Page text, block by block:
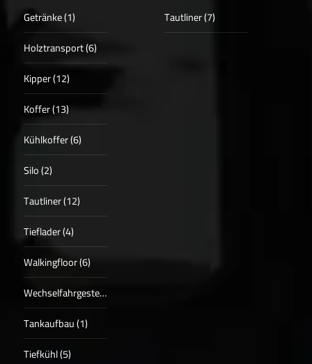
Getränke (1)
Holztransport (6)
Kipper (12)
Koffer (13)
Kühlkoffer (6)
Silo (2)
Tautliner (12)
Tieflader (4)
Walkingfloor (6)
Wechselfahrgestell (2)
Tankaufbau (1)
Tiefkühl (5)
Tautliner (7)